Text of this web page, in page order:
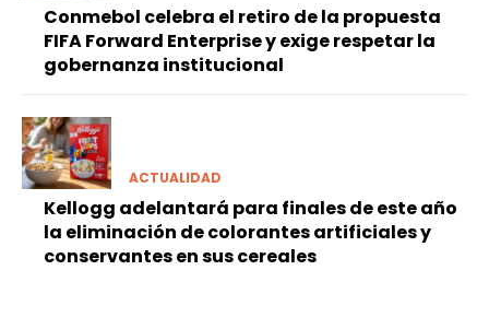
Conmebol celebra el retiro de la propuesta
FIFA Forward Enterprise y exige respetar la
gobernanza institucional
ACTUALIDAD
Kellogg adelantará para finales de este año
la eliminación de colorantes artificiales y
conservantes en sus cereales